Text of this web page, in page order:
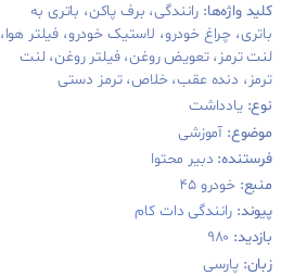
کلید واژه‌‌ها: رانندگی، برف پاکن، باتری به
باتری، چراغ خودرو، لاستیک خودرو، فیلتر هوا،
لنت ترمز، تعویض روغن، فیلتر روغن، لنت
ترمز، دنده عقب، خلاص، ترمز دستی
نوع:یادداشت
موضوع: آموزشی
فرستنده: دبیر محتوا
منبع:خودرو ۴۵
پیوند: رانندگی دات کام
بازدید: ۹۸۰
زبان:پارسی